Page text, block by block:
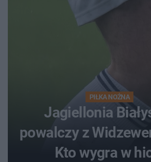
PIŁKA NOŻNA
Jagiellonia
powalczy z
Kto wygra w